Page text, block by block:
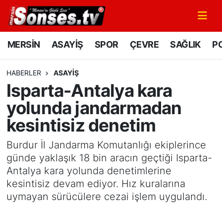
MERSİN ASAYİŞ SPOR ÇEVRE SAĞLIK
HABERLER ASAYİŞ
Isparta-Antalya kara
yolunda jandarmadan
kesintisiz denetim
Burdur İl Jandarma Komutanlığı ekiplerince
günde yaklaşık 18 bin aracın geçtiği Isparta-
Antalya kara yolunda denetimlerine
kesintisiz devam ediyor. Hız kuralarına
uymayan sürücülere cezai işlem uygulandı.
MERSİN
SPOR
GÜNÜN MANŞETİ
DÜNYA
KÜLTÜR - SANAT
MAGAZİN
Mersin Nöbetçi Eczaneler
Mersin Namaz Vakitleri
Mersin Trafik Yoğunluk Haritası
Süper Lig Puan Durumu ve Fikstür
Tüm Manşetler
Son Dakika Haberleri